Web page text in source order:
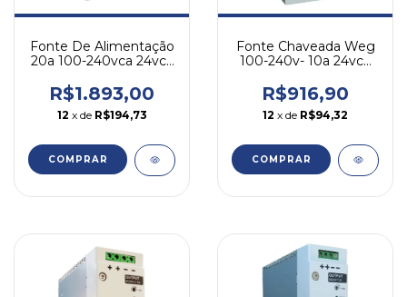
Fonte De Alimentação
20a 100-240vca 24vcc
R$1.893,00
12 x de R$194,73
COMPRAR
Fonte Chaveada Weg
100-240v- 10a 24vcc
R$916,90
12 x de R$94,32
COMPRAR